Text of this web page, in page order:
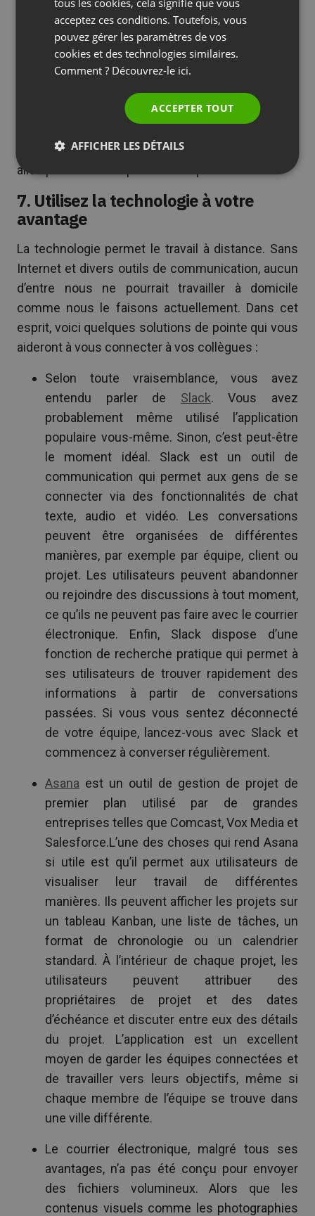
productivité de l’entreprise, cela peut nuire au
moral des membres de l’équipe, surtout s’ils ont
l’impression qu’ils ne font que travailler seuls
Pour éviter cela, donnez-vous des heures de
de travailler tous les jours, rangez l’ordinateur et
allez passer du temps avec vos proches.
7. Utilisez la technologie à votre
avantage
La technologie permet le travail à distance. Sans
Internet et divers outils de communication, aucun
d’entre nous ne pourrait travailler à domicile
comme nous le faisons actuellement. Dans cet
esprit, voici quelques solutions de pointe qui vous
aideront à vous connecter à vos collègues :
Selon toute vraisemblance, vous avez
entendu parler de Slack. Vous avez
probablement même utilisé l’application
populaire vous-même. Sinon, c’est peut-être
le moment idéal. Slack est un outil de
communication qui permet aux gens de se
connecter via des fonctionnalités de chat
texte, audio et vidéo. Les conversations
peuvent être organisées de différentes
manières, par exemple par équipe, client ou
projet. Les utilisateurs peuvent abandonner
ou rejoindre des discussions à tout moment,
ce qu’ils ne peuvent pas faire avec le courrier
électronique. Enfin, Slack dispose d’une
fonction de recherche pratique qui permet à
ses utilisateurs de trouver rapidement des
informations à partir de conversations
passées. Si vous vous sentez déconnecté
de votre équipe, lancez-vous avec Slack et
commencez à converser régulièrement.
Asana est un outil de gestion de projet de
premier plan utilisé par de grandes
entreprises telles que Comcast, Vox Media et
Salesforce.L’une des choses qui rend Asana
si utile est qu’il permet aux utilisateurs de
visualiser leur travail de différentes
manières. Ils peuvent afficher les projets sur
un tableau Kanban, une liste de tâches, un
format de chronologie ou un calendrier
standard. À l’intérieur de chaque projet, les
utilisateurs peuvent attribuer des
propriétaires de projet et des dates
d’échéance et discuter entre eux des détails
du projet. L’application est un excellent
moyen de garder les équipes connectées et
de travailler vers leurs objectifs, même si
chaque membre de l’équipe se trouve dans
une ville différente.
Le courrier électronique, malgré tous ses
avantages, n’a pas été conçu pour envoyer
des fichiers volumineux. Alors que les
contenus visuels comme les photographies
PORTUGUESE
tous les cookies, cela signifie que vous
acceptez ces conditions. Toutefois, vous
pouvez gérer les paramètres de vos
cookies et des technologies similaires.
Comment ? Découvrez-le ici.
ACCEPTER TOUT
AFFICHER LES DÉTAILS